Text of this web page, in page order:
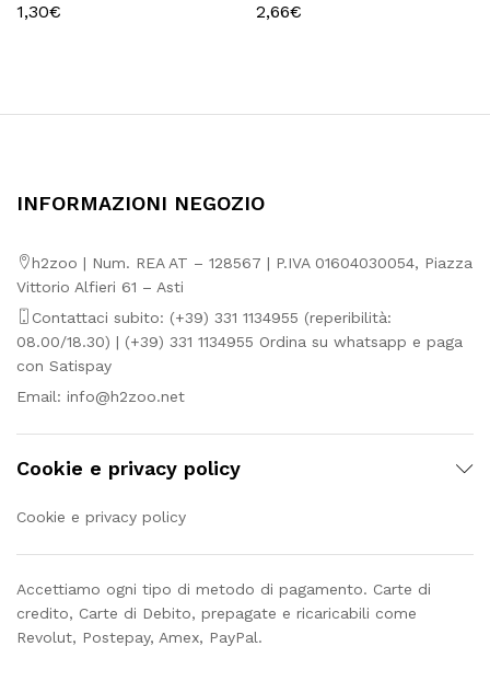
1,30€ 2,66€
INFORMAZIONI NEGOZIO
h2zoo | Num. REA AT – 128567 | P.IVA 01604030054, Piazza
Vittorio Alfieri 61 – Asti
Contattaci subito: (+39) 331 1134955 (reperibilità:
08.00/18.30) | (+39) 331 1134955 Ordina su whatsapp e paga
con Satispay
Email: info@h2zoo.net
Cookie e privacy policy
Cookie e privacy policy
Accettiamo ogni tipo di metodo di pagamento. Carte di
credito, Carte di Debito, prepagate e ricaricabili come
Revolut, Postepay, Amex, PayPal.